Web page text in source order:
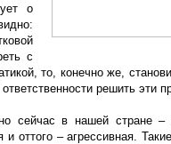
о
с
то, конечно же,
решить эти
сейчас в нашей стране –
оттого – агрессивная.